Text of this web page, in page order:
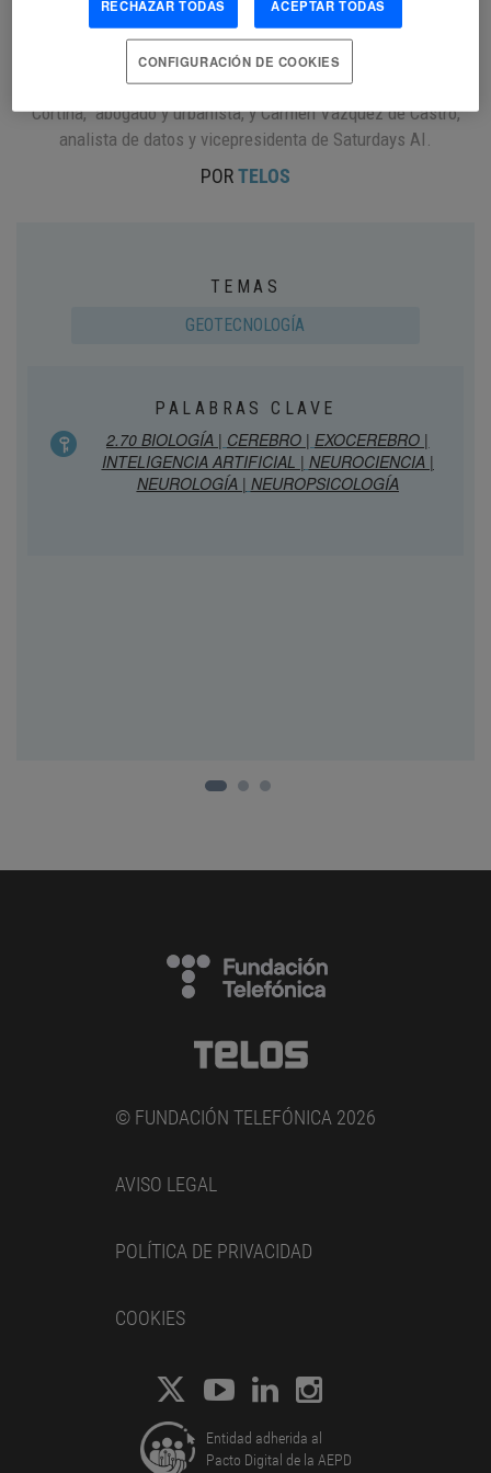
Telefónica. Mavi Sánchez, portada de la revista, estuvo
acompañada por José Ramón Alonso, catedrático de Biología
Celular en la Universidad de Salamanca e investigador principal
en el Instituto de Neurociencias de Castilla y León;Albert
Cortina, abogado y urbanista, y Carmen Vázquez de Castro,
analista de datos y vicepresidenta de Saturdays AI.
PORTELOS
TEMAS
GEOTECNOLOGÍA
PALABRAS CLAVE
2.70 BIOLOGÍA | CEREBRO | EXOCEREBRO |
INTELIGENCIA ARTIFICIAL | NEUROCIENCIA |
NEUROLOGÍA | NEUROPSICOLOGÍA
© FUNDACIÓN TELEFÓNICA 2026
AVISO LEGAL
POLÍTICA DE PRIVACIDAD
COOKIES
Entidad adherida al
Pacto Digital de la AEPD
RECHAZAR TODAS ACEPTAR TODAS
CONFIGURACIÓN DE COOKIES